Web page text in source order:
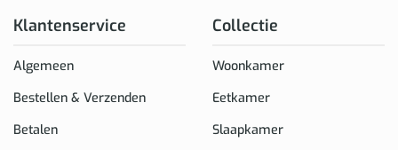
Klantenservice
Algemeen
Bestellen & Verzenden
Betalen
Collectie
Woonkamer
Eetkamer
Slaapkamer